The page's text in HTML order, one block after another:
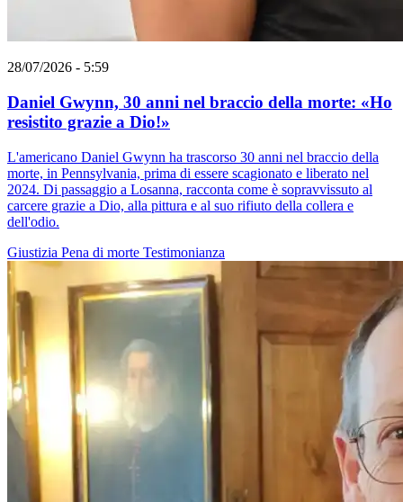
28/07/2026 - 5:59
Daniel Gwynn, 30 anni nel braccio della morte: «Ho
resistito grazie a Dio!»
L'americano Daniel Gwynn ha trascorso 30 anni nel braccio della
morte, in Pennsylvania, prima di essere scagionato e liberato nel
2024. Di passaggio a Losanna, racconta come è sopravvissuto al
carcere grazie a Dio, alla pittura e al suo rifiuto della collera e
dell'odio.
Giustizia Pena di morte Testimonianza